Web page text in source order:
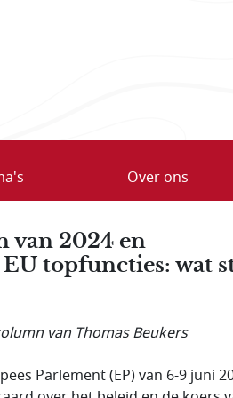
Over ons
van 2024 en
topfuncties: wat
van Thomas Beukers
Parlement (EP) van 6-9 juni